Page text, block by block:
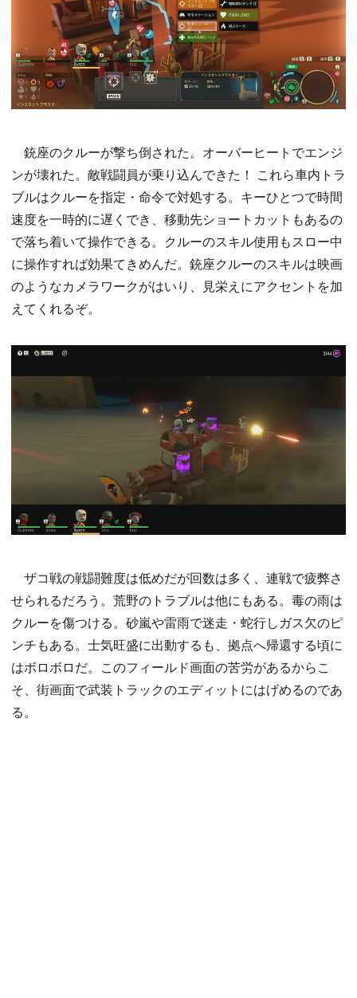
銃座のクルーが撃ち倒された。オーバーヒートでエンジ
ンが壊れた。敵戦闘員が乗り込んできた！ これら車内トラ
ブルはクルーを指定・命令で対処する。キーひとつで時間
速度を一時的に遅くでき、移動先ショートカットもあるの
で落ち着いて操作できる。クルーのスキル使用もスロー中
に操作すれば効果てきめんだ。銃座クルーのスキルは映画
のようなカメラワークがはいり、見栄えにアクセントを加
えてくれるぞ。
ザコ戦の戦闘難度は低めだが回数は多く、連戦で疲弊さ
せられるだろう。荒野のトラブルは他にもある。毒の雨は
クルーを傷つける。砂嵐や雷雨で迷走・蛇行しガス欠のピ
ンチもある。士気旺盛に出動するも、拠点へ帰還する頃に
はボロボロだ。このフィールド画面の苦労があるからこ
そ、街画面で武装トラックのエディットにはげめるのであ
る。